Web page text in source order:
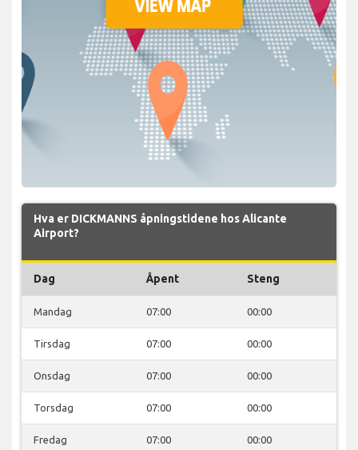
Hva er DICKMANNS åpningstidene hos Alicante
Airport?
Dag Åpent Steng
Mandag 07:00 00:00
Tirsdag 07:00 00:00
Onsdag 07:00 00:00
Torsdag 07:00 00:00
Fredag 07:00 00:00